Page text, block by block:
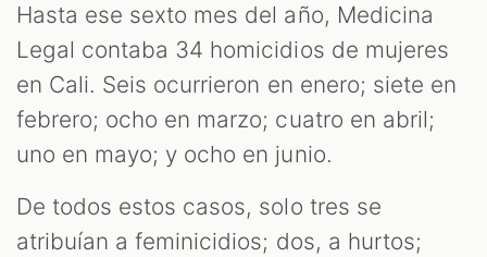
Hasta ese sexto mes del año, Medicina
Legal contaba 34 homicidios de mujeres
en Cali. Seis ocurrieron en enero; siete en
febrero; ocho en marzo; cuatro en abril;
uno en mayo; y ocho en junio.
De todos estos casos, solo tres se
atribuían a feminicidios; dos, a hurtos;